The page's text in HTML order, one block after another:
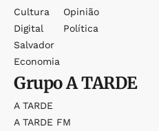
Cultura
Digital
Salvador
Economia
Opinião
Política
GrupoA TARDE
A TARDE
A TARDE FM